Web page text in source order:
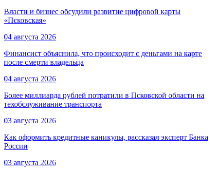
Власти и бизнес обсудили развитие цифровой карты
«Псковская»
04 августа 2026
Финансист объяснила, что происходит с деньгами на карте
после смерти владельца
04 августа 2026
Более миллиарда рублей потратили в Псковской области на
техобслуживание транспорта
03 августа 2026
Как оформить кредитные каникулы, рассказал эксперт Банка
России
03 августа 2026